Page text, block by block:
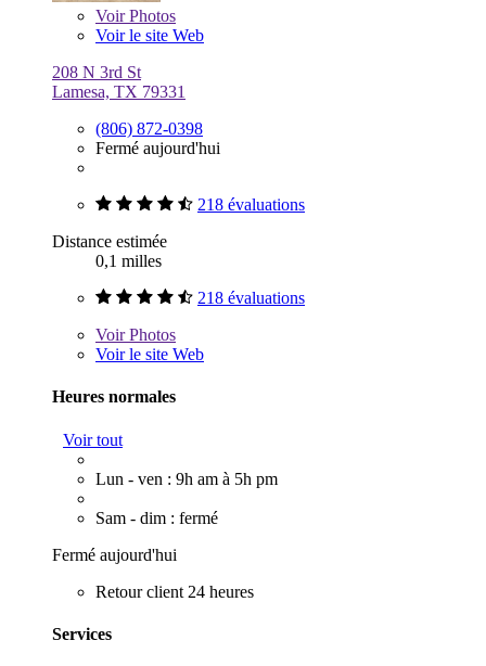
VoirPhotos
Voir le site Web
208 N 3rd St
Lamesa, TX 79331
(806) 872-0398
Fermé aujourd'hui
218 évaluations
Distance estimée
0,1 milles
218 évaluations
VoirPhotos
Voir le site Web
Heures normales
Voir tout
Lun - ven : 9h am à 5h pm
Sam - dim : fermé
Fermé aujourd'hui
Retour client 24 heures
Services